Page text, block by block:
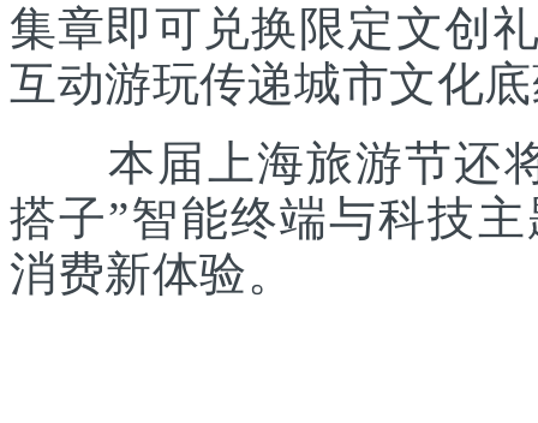
集章即可兑换限定文创
互动游玩传递城市文化
本届上海旅游节还将
搭子”智能终端与科技
消费新体验。